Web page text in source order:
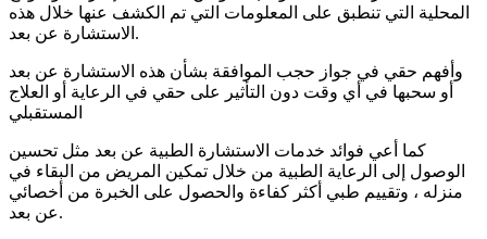
المحلية التي تنطبق على المعلومات التي تم الكشف عنها خلال هذه
الاستشارة عن بعد.
وأفهم حقي في جواز حجب الموافقة بشأن هذه الاستشارة عن بعد
أو سحبها في أي وقت دون التأثير على حقي في الرعاية أو العلاج
المستقبلي
كما أعي فوائد خدمات الاستشارة الطبية عن بعد مثل تحسين
الوصول إلى الرعاية الطبية من خلال تمكين المريض من البقاء في
منزله ، وتقييم طبي أكثر كفاءة والحصول على الخبرة من أخصائي
عن بعد.